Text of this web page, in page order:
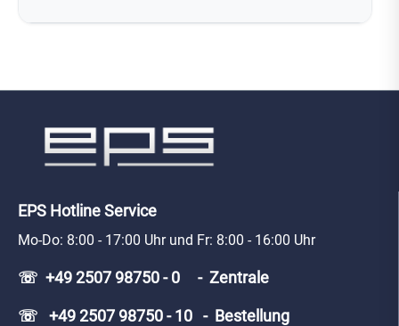
EPS Hotline Service
Mo-Do: 8:00 - 17:00 Uhr und Fr: 8:00 - 16:00 Uhr
☏ +49 2507 98750 - 0 - Zentrale
☏ +49 2507 98750 - 10 - Bestellung